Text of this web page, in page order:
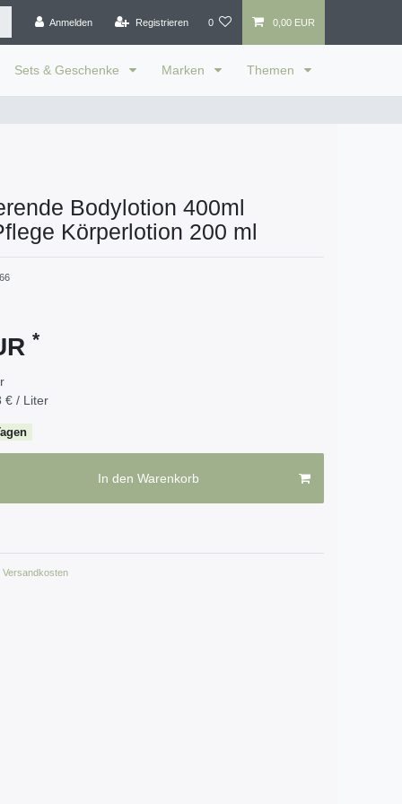
Anmelden Registrieren 0 0,00 EUR
Sets & Geschenke Marken Themen
Bodylotion 400ml
Körperlotion 200 ml
*
€ / Liter
In den Warenkorb
Versandkosten